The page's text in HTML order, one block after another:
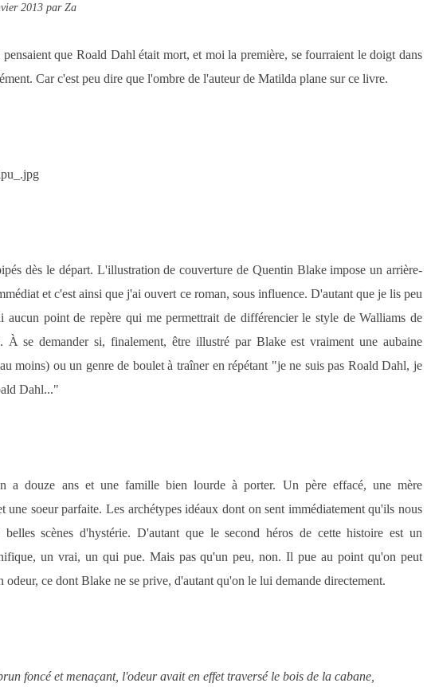
2013 par Za
que Roald Dahl était mort, et moi la première, se fourraient le doigt dans
Car c'est peu dire que l'ombre de l'auteur de Matilda plane sur ce livre.
dès le départ. L'illustration de couverture de Quentin Blake impose un arrière-
et c'est ainsi que j'ai ouvert ce roman, sous influence. D'autant que je lis peu
aucun point de repère qui me permettrait de différencier le style de Walliams de
À se demander si, finalement, être illustré par Blake est vraiment une aubaine
moins) ou un genre de boulet à traîner en répétant "je ne suis pas Roald Dahl, je
Dahl..."
a douze ans et une famille bien lourde à porter. Un père effacé, une mère
une soeur parfaite. Les archétypes idéaux dont on sent immédiatement qu'ils nous
belles scènes d'hystérie. D'autant que le second héros de cette histoire est un
un vrai, un qui pue. Mais pas qu'un peu, non. Il pue au point qu'on peut
odeur, ce dont Blake ne se prive, d'autant qu'on le lui demande directement.
foncé et menaçant, l'odeur avait en effet traversé le bois de la cabane,